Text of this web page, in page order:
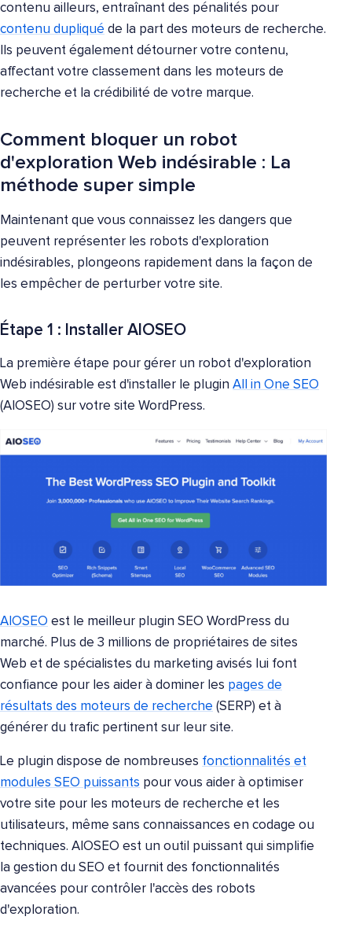
contenu ailleurs, entraînant des pénalités pour
contenu dupliqué de la part des moteurs de recherche.
Ils peuvent également détourner votre contenu,
affectant votre classement dans les moteurs de
recherche et la crédibilité de votre marque.
Comment bloquer un robot
d'exploration Web indésirable : La
méthode super simple
Maintenant que vous connaissez les dangers que
peuvent représenter les robots d'exploration
indésirables, plongeons rapidement dans la façon de
les empêcher de perturber votre site.
Étape 1 : Installer AIOSEO
La première étape pour gérer un robot d'exploration
Web indésirable est d'installer le plugin All in One SEO
(AIOSEO) sur votre site WordPress.
AIOSEO est le meilleur plugin SEO WordPress du
marché. Plus de 3 millions de propriétaires de sites
Web et de spécialistes du marketing avisés lui font
confiance pour les aider à dominer les pages de
résultats des moteurs de recherche (SERP) et à
générer du trafic pertinent sur leur site.
Le plugin dispose de nombreuses fonctionnalités et
modules SEO puissants pour vous aider à optimiser
votre site pour les moteurs de recherche et les
utilisateurs, même sans connaissances en codage ou
techniques. AIOSEO est un outil puissant qui simplifie
la gestion du SEO et fournit des fonctionnalités
avancées pour contrôler l'accès des robots
d'exploration.